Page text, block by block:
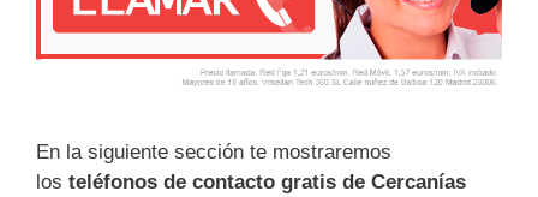
En la siguiente sección te mostraremos
los teléfonos de contacto gratis de Cercanías